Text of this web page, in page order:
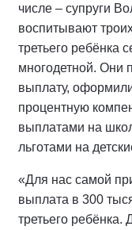
числе – супруги
воспитывают
третьего ребёнка
многодетной. Они
выплату,
процентную
выплатами на
льготами на
«Для нас самой
выплата в 300
третьего